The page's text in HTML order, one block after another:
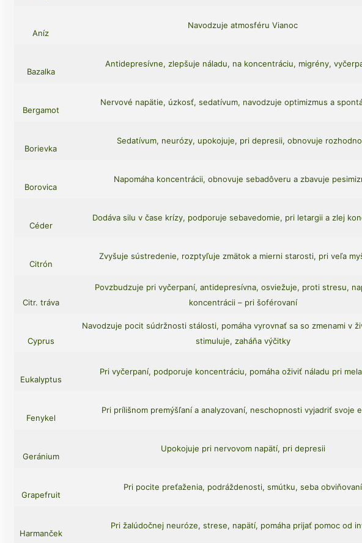
Aníz
Navodzuje atmosféru Vianoc
Bazalka
Antidepresívne, zlepšuje náladu, na koncentráciu, migrény,
Bergamot
Nervové napätie, úzkosť, sedatívum, navodzuje optimizmus a
Borievka
Sedatívum, neurózy, upokojuje, pri depresii, obnovuje
Borovica
Napomáha koncentrácii, obnovuje sebadôveru a zbavuje
Céder
Dodáva silu v čase krízy, podporuje sebavedomie, pri letargii a zlej
Citrón
Zvyšuje sústredenie, rozptyľuje zmätok a mierni starosti, pri veľa
Citr. tráva
Povzbudzuje pri vyčerpaní, antidepresívna, osviežuje, proti stresu,
koncentrácii – pri šoférovaní
Cyprus
Navodzuje pocit súdržnosti stálosti, pomáha vyrovnať sa so zmenami v
stimuluje, zaháňa výčitky
Eukalyptus
Pri vyčerpaní, podporuje koncentráciu, pomáha oživiť náladu pri
Fenykel
Pri prílišnom premýšľaní a analyzovaní, neschopnosti vyjadriť svoje
Geránium
Upokojuje pri nervovom napätí, pri depresii
Grapefruit
Pri pocite preťaženia, podráždenosti, smútku, seba obviňovaní
Harmanček
Pri žalúdočnej neuróze, strese, napätí, pomáha prijať pomoc od